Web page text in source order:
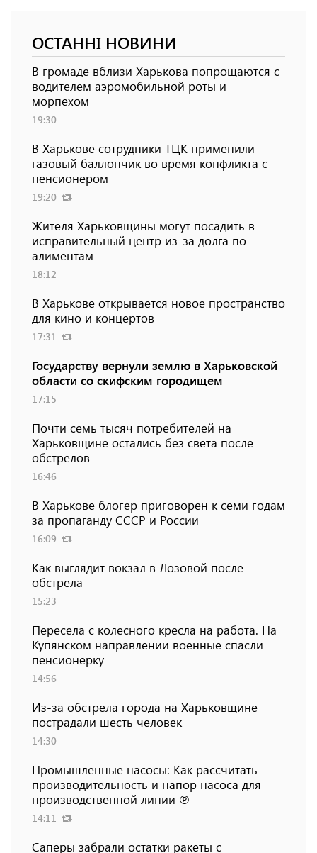
ОСТАННІ НОВИНИ
В громаде вблизи Харькова попрощаются с
водителем аэромобильной роты и
морпехом
19:30
В Харькове сотрудники ТЦК применили
газовый баллончик во время конфликта с
пенсионером
19:20
Жителя Харьковщины могут посадить в
исправительный центр из-за долга по
алиментам
18:12
В Харькове открывается новое пространство
для кино и концертов
17:31
Государству вернули землю в Харьковской
области со скифским городищем
17:15
Почти семь тысяч потребителей на
Харьковщине остались без света после
обстрелов
16:46
В Харькове блогер приговорен к семи годам
за пропаганду СССР и России
16:09
Как выглядит вокзал в Лозовой после
обстрела
15:23
Пересела с колесного кресла на работа. На
Купянском направлении военные спасли
пенсионерку
14:56
Из-за обстрела города на Харьковщине
пострадали шесть человек
14:30
Промышленные насосы: Как рассчитать
производительность и напор насоса для
производственной линии ℗
14:11
Саперы забрали остатки ракеты с